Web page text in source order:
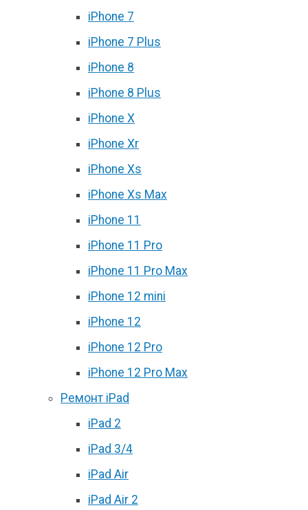
iPhone 7
iPhone 7 Plus
iPhone 8
iPhone 8 Plus
iPhone X
iPhone Xr
iPhone Xs
iPhone Xs Max
iPhone 11
iPhone 11 Pro
iPhone 11 Pro Max
iPhone 12 mini
iPhone 12
iPhone 12 Pro
iPhone 12 Pro Max
Ремонт iPad
iPad 2
iPad 3/4
iPad Air
iPad Air 2